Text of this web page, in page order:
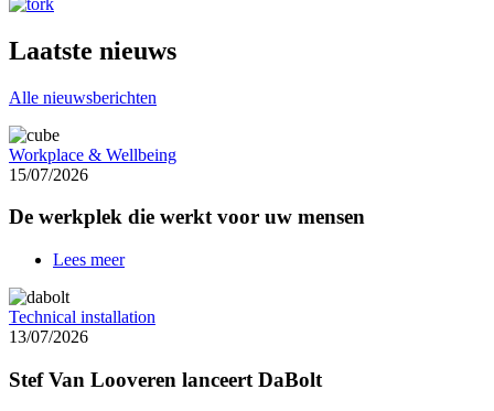
Laatste nieuws
Alle nieuwsberichten
Workplace & Wellbeing
15/07/2026
De werkplek die werkt voor uw mensen
Lees meerover
die
uw
Technical installation
13/07/2026
Stef Van Looveren lanceert DaBolt